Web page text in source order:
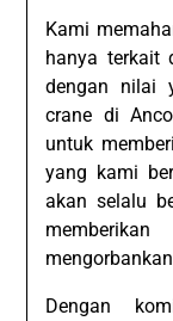
Kami
hanya terkait
dengan nilai
crane di
untuk
yang kami
akan selalu
Dengan